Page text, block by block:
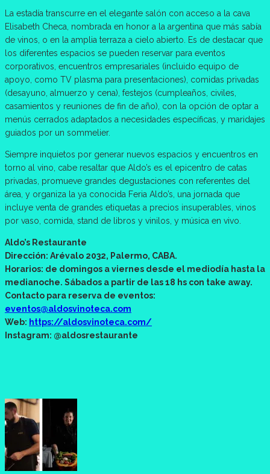
La estadía transcurre en el elegante salón con acceso a la cava
Elisabeth Checa, nombrada en honor a la argentina que más sabía
de vinos, o en la amplia terraza a cielo abierto. Es de destacar que
los diferentes espacios se pueden reservar para eventos
corporativos, encuentros empresariales (incluido equipo de
apoyo, como TV plasma para presentaciones), comidas privadas
(desayuno, almuerzo y cena), festejos (cumpleaños, civiles,
casamientos y reuniones de fin de año), con la opción de optar a
menús cerrados adaptados a necesidades específicas, y maridajes
guiados por un sommelier.
Siempre inquietos por generar nuevos espacios y encuentros en
torno al vino, cabe resaltar que Aldo’s es el epicentro de catas
privadas, promueve grandes degustaciones con referentes del
área, y organiza la ya conocida Feria Aldo’s, una jornada que
incluye venta de grandes etiquetas a precios insuperables, vinos
por vaso, comida, stand de libros y vinilos, y música en vivo.
Aldo’s Restaurante
Dirección: Arévalo 2032, Palermo, CABA.
Horarios: de domingos a viernes desde el mediodía hasta la
medianoche. Sábados a partir de las 18 hs con take away.
Contacto para reserva de eventos:
eventos@aldosvinoteca.com
Web: https://aldosvinoteca.com/
Instagram: @aldosrestaurante